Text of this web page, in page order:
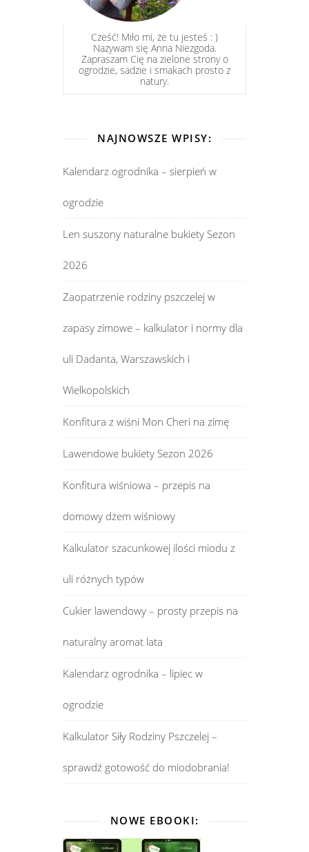
Cześć! Miło mi, że tu jesteś : )
Nazywam się Anna Niezgoda.
Zapraszam Cię na zielone strony o
ogrodzie, sadzie i smakach prosto z
natury.
NAJNOWSZE WPISY:
Kalendarz ogrodnika – sierpień w
ogrodzie
Len suszony naturalne bukiety Sezon
2026
Zaopatrzenie rodziny pszczelej w
zapasy zimowe – kalkulator i normy dla
uli Dadanta, Warszawskich i
Wielkopolskich
Konfitura z wiśni Mon Cheri na zimę
Lawendowe bukiety Sezon 2026
Konfitura wiśniowa – przepis na
domowy dżem wiśniowy
Kalkulator szacunkowej ilości miodu z
uli różnych typów
Cukier lawendowy – prosty przepis na
naturalny aromat lata
Kalendarz ogrodnika – lipiec w
ogrodzie
Kalkulator Siły Rodziny Pszczelej –
sprawdź gotowość do miodobrania!
NOWE EBOOKI: